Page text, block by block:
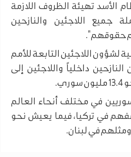
الأسد تهيئة الظروف اللازمة
جميع اللاجئين والنازحين
حقوقهم".
لشؤون اللاجئين التابعة للأمم
داخلياً واللاجئين إلى
في مختلف أنحاء العالم
نصفهم في تركيا، فيما يعيش نحو
في لبنان.